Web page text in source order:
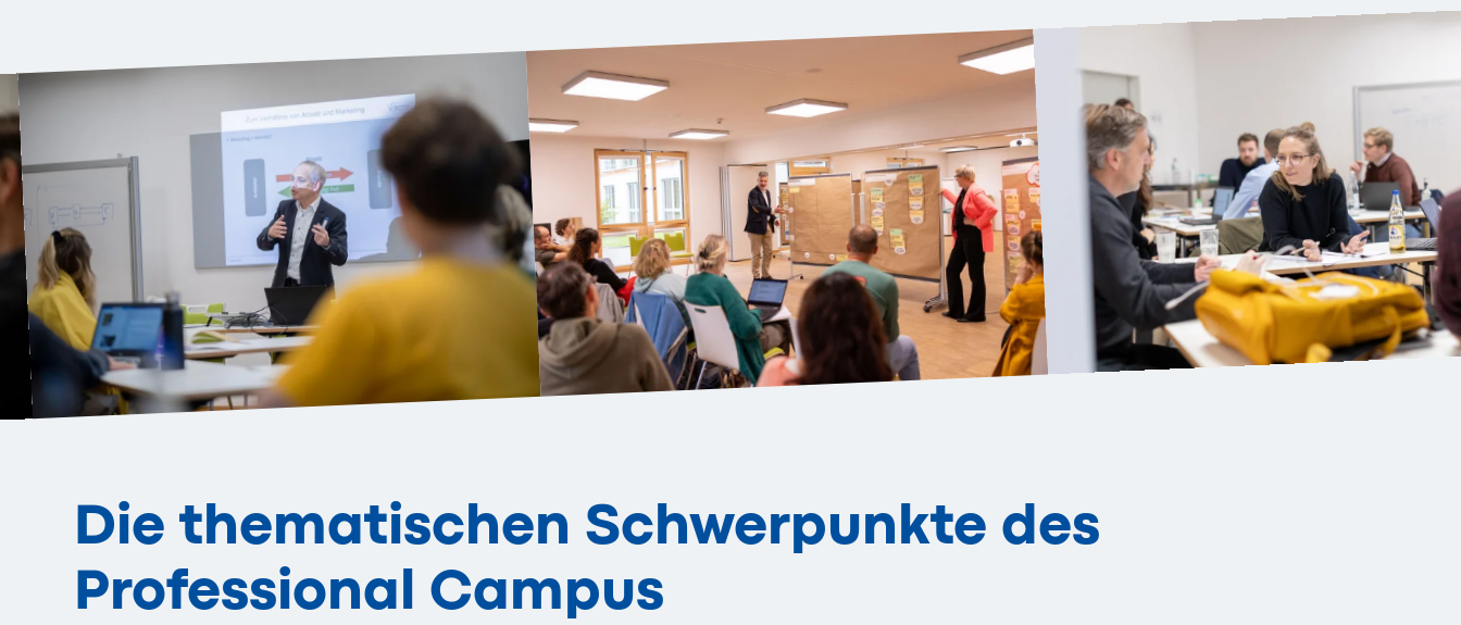
Die thematischen Schwerpunkte des
Professional Campus